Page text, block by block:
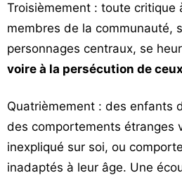
Troisièmement : toute critique
membres de la communauté,
personnages centraux, se
voire à la persécution de
Quatrièmement : des enfants
des comportements étranges
inexpliqué sur soi, ou
inadaptés à leur âge. Une